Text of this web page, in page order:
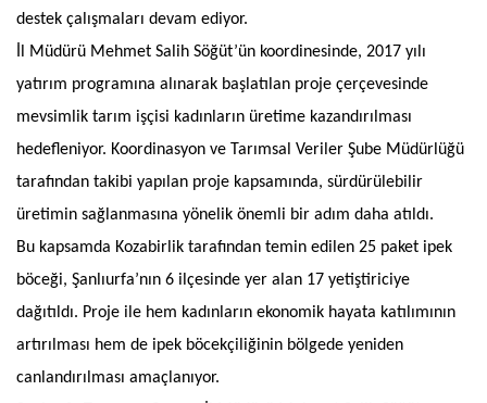
destek çalışmaları devam ediyor.
İl Müdürü Mehmet Salih Söğüt’ün koordinesinde, 2017 yılı
yatırım programına alınarak başlatılan proje çerçevesinde
mevsimlik tarım işçisi kadınların üretime kazandırılması
hedefleniyor. Koordinasyon ve Tarımsal Veriler Şube Müdürlüğü
tarafından takibi yapılan proje kapsamında, sürdürülebilir
üretimin sağlanmasına yönelik önemli bir adım daha atıldı.
Bu kapsamda Kozabirlik tarafından temin edilen 25 paket ipek
böceği, Şanlıurfa’nın 6 ilçesinde yer alan 17 yetiştiriciye
dağıtıldı. Proje ile hem kadınların ekonomik hayata katılımının
artırılması hem de ipek böcekçiliğinin bölgede yeniden
canlandırılması amaçlanıyor.